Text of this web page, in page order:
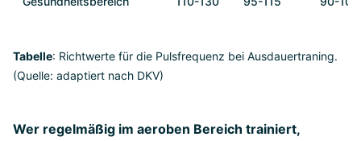
Tabelle: Richtwerte für die Pulsfrequenz bei Ausdauertraning.
(Quelle: adaptiert nach DKV)
Wer regelmäßig im aeroben Bereich trainiert,